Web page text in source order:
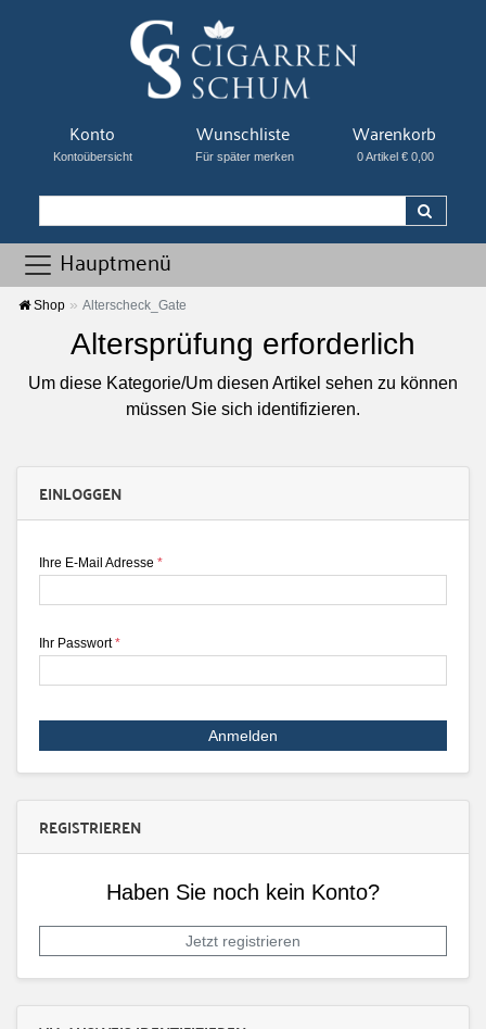
Konto
Kontoübersicht
Wunschliste
Für später merken
Warenkorb
0 Artikel € 0,00
Hauptmenü
Shop Alterscheck_Gate
Altersprüfung erforderlich
Um diese Kategorie/Um diesen Artikel sehen zu können
müssen Sie sich identifizieren.
EINLOGGEN
Ihre E-Mail Adresse *
Ihr Passwort*
Anmelden
REGISTRIEREN
Haben Sie noch kein Konto?
Jetzt registrieren